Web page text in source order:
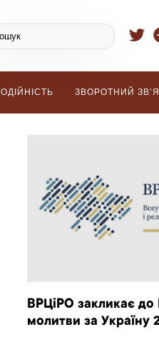
ЗВОРОТНИЙ
ВРЦіРО закликає до
молитви за Україну